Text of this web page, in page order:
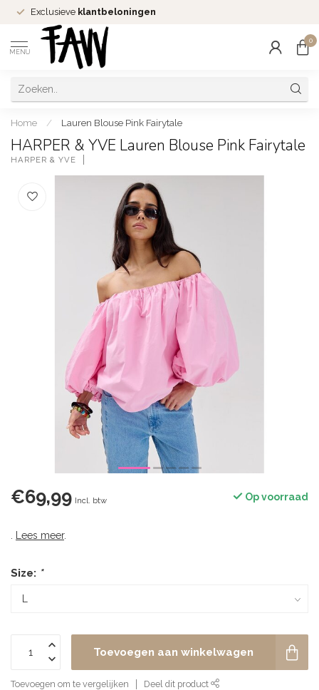
Exclusieve klantbeloningen
MENU
0
Home / Lauren Blouse Pink Fairytale
HARPER & YVE Lauren Blouse Pink Fairytale
HARPER & YVE
€69,99 Incl. btw Op voorraad
Lees meer.
Size: *
Toevoegen aan winkelwagen
Toevoegen om te vergelijken Deel dit product